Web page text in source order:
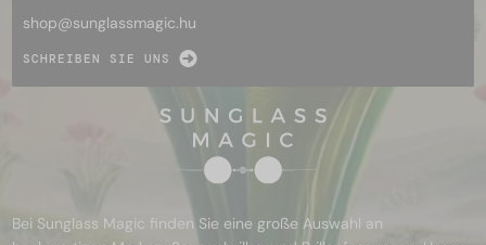
shop@sunglassmagic.hu
SCHREIBEN SIE UNS
Bei Sunglass Magic finden Sie eine große Auswahl an